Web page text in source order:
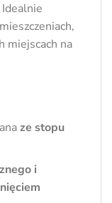
miejscach na
ze stopu
i